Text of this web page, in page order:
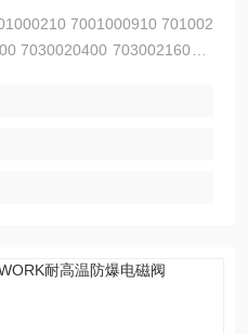
7001000910 701002
7030020400 7030021600 7